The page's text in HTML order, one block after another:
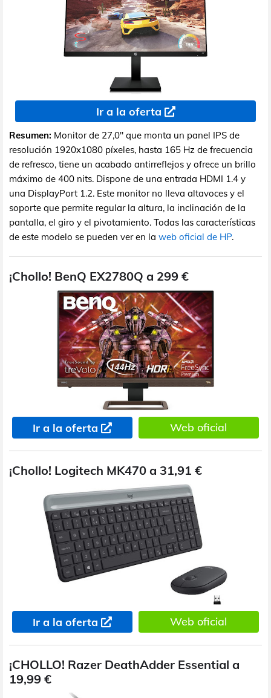
Ir a la oferta
Resumen: Monitor de 27,0" que monta un panel IPS de
resolución 1920x1080 píxeles, hasta 165 Hz de frecuencia
de refresco, tiene un acabado antirreflejos y ofrece un brillo
máximo de 400 nits. Dispone de una entrada HDMI 1.4 y
una DisplayPort 1.2. Este monitor no lleva altavoces y el
soporte que permite regular la altura, la inclinación de la
pantalla, el giro y el pivotamiento. Todas las características
de este modelo se pueden ver en la web oficial de HP.
¡Chollo! BenQ EX2780Q a 299 €
Ir a la oferta Web oficial
¡Chollo! Logitech MK470 a 31,91 €
Ir a la oferta Web oficial
¡CHOLLO! Razer DeathAdder Essential a
19,99 €